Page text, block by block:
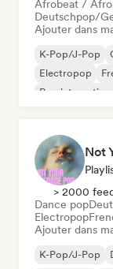
Afrobeat /
Deutschpop/
Ajouter dans
K-Pop/J-Pop
Electropop
Pop
> 2000
Dance pop
Electropop
Ajouter dans
K-Pop/J-Pop